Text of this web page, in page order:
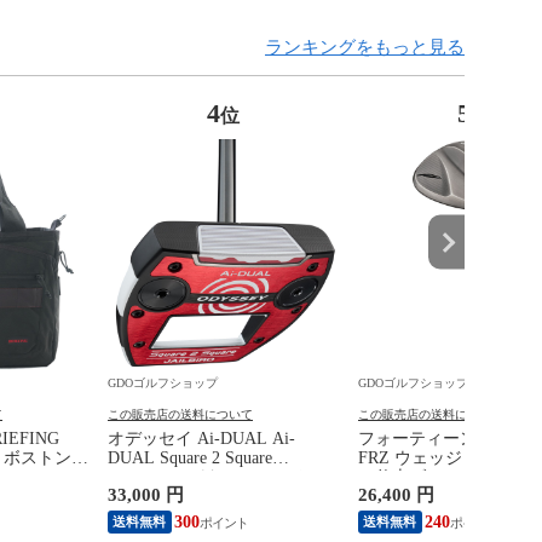
ランキングをもっと見る
ボストンバ
4位
GDOゴルフショップ
この販売店の送料について
オデッセイ Ai-DUAL Ai-
DUAL Square 2 Square
STROKE LAB 120 BLACK
34inch
33,000 円
送料無料 300
5
GDOゴルフショップ
この販売店の送料について
フォーティーン
FRZ ウェッジ スモーキ
ラックエディション シ
ト：N.S.PRO TS-101w
クエディション WEDGE
26,400 円
送料無料 240